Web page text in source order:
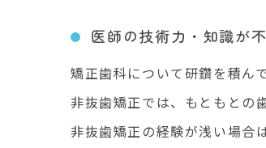
医師の技術力・知識が
矯正歯科について研鑽を積ん
非抜歯矯正では、もともとの
非抜歯矯正の経験が浅い場合